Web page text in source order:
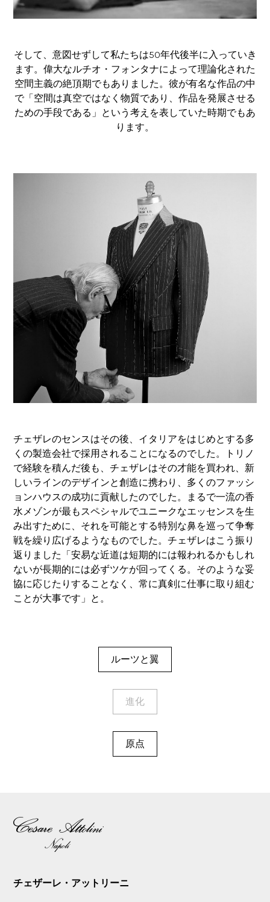
そして、意図せずして私たちは50年代後半に入っていき
ます。偉大なルチオ・フォンタナによって理論化された
空間主義の絶頂期でもありました。彼が有名な作品の中
で「空間は真空ではなく物質であり、作品を発展させる
ための手段である」という考えを表していた時期でもあ
ります。
チェザレのセンスはその後、イタリアをはじめとする多
くの製造会社で採用されることになるのでした。トリノ
で経験を積んだ後も、チェザレはその才能を買われ、新
しいラインのデザインと創造に携わり、多くのファッシ
ョンハウスの成功に貢献したのでした。まるで一流の香
水メゾンが最もスペシャルでユニークなエッセンスを生
み出すために、それを可能とする特別な鼻を巡って争奪
戦を繰り広げるようなものでした。チェザレはこう振り
返りました「安易な近道は短期的には報われるかもしれ
ないが長期的には必ずツケが回ってくる。そのような妥
協に応じたりすることなく、常に真剣に仕事に取り組む
ことが大事です」と。
ルーツと翼
進化
原点
チェザーレ・アットリーニ